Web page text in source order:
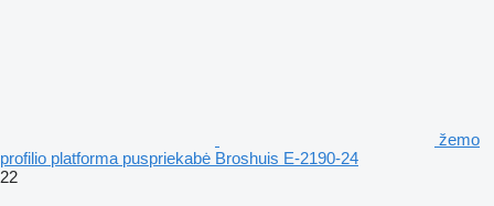
žemo
profilio platforma puspriekabė Broshuis E-2190-24
22